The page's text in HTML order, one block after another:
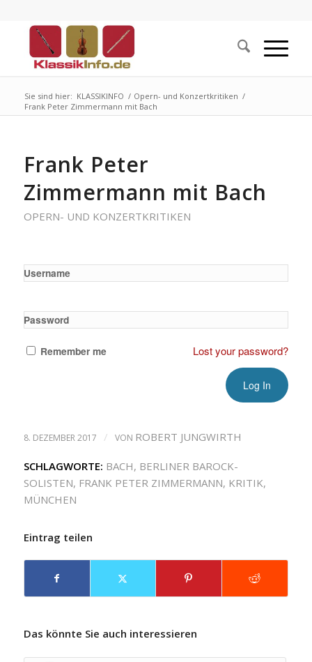
Sie sind hier: KLASSIKINFO / Opern- und Konzertkritiken /
Frank Peter Zimmermann mit Bach
Frank Peter
Zimmermann mit Bach
OPERN- UND KONZERTKRITIKEN
Username
Password
Remember me Lost your password?
8. DEZEMBER 2017 / VON ROBERT JUNGWIRTH
SCHLAGWORTE: BACH, BERLINER BAROCK-
SOLISTEN, FRANK PETER ZIMMERMANN, KRITIK,
MÜNCHEN
Eintrag teilen
Das könnte Sie auch interessieren